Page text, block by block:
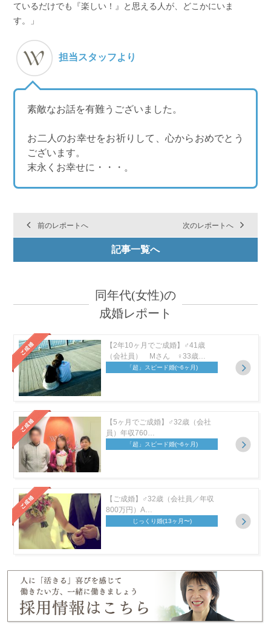
ているだけでも『楽しい！』と思える人が、どこかにいま
す。」
担当スタッフより
素敵なお話を有難うございました。
お二人のお幸せをお祈りして、心からおめでとう
ございます。
末永くお幸せに・・・。
前のレポートへ 次のレポートへ
記事一覧へ
同年代(女性)の
成婚レポート
【2年10ヶ月でご成婚】♂41歳
（会社員） Mさん ♀33歳…
「超」スピード婚(~6ヶ月)
【5ヶ月でご成婚】♂32歳（会社
員）年収760…
「超」スピード婚(~6ヶ月)
【ご成婚】♂32歳（会社員／年収
800万円）A…
じっくり婚(13ヶ月〜)